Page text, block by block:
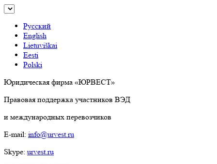
Русский
English
Lietuviškai
Eesti
Polski
Юридическая фирма «ЮРВЕСТ»
Правовая поддержка участников ВЭД
и международных перевозчиков
E-mail: info@urvest.ru
Skype: urvest.ru